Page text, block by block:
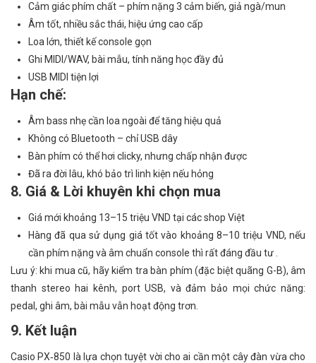
Cảm giác phím chất – phím nặng 3 cảm biến, giả ngà/mun
Âm tốt, nhiều sắc thái, hiệu ứng cao cấp
Loa lớn, thiết kế console gọn
Ghi MIDI/WAV, bài mẫu, tính năng học đầy đủ
USB MIDI tiện lợi
Hạn chế:
Âm bass nhẹ cần loa ngoài để tăng hiệu quả
Không có Bluetooth – chỉ USB dây
Bàn phím có thể hơi clicky, nhưng chấp nhận được
Đã ra đời lâu, khó bảo trì linh kiện nếu hỏng
8. Giá & Lời khuyên khi chọn mua
Giá mới khoảng 13–15 triệu VND tại các shop Việt
Hàng đã qua sử dụng giá tốt vào khoảng 8–10 triệu VND, nếu
cần phím nặng và âm chuẩn console thì rất đáng đầu tư .
Lưu ý: khi mua cũ, hãy kiểm tra bàn phím (đặc biệt quãng G-B), âm
thanh stereo hai kênh, port USB, và đảm bảo mọi chức năng:
pedal, ghi âm, bài mẫu vẫn hoạt động trơn.
9. Kết luận
Casio PX‑850 là lựa chọn tuyệt vời cho ai cần một cây đàn vừa cho